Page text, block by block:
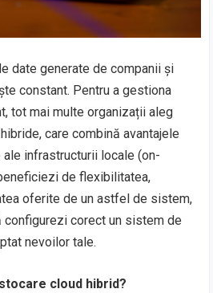
date generate de companii și
constant. Pentru a gestiona
tot mai multe organizații aleg
care combină avantajele
infrastructurii locale (on-
de flexibilitatea,
oferite de un astfel de sistem,
configurezi corect un sistem de
nevoilor tale.
cloud hibrid?